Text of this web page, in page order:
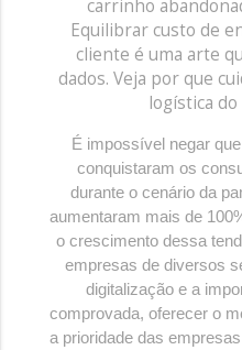
carrinho
Equilibrar custo de
cliente é uma arte
dados. Veja por que
logística
É impossível negar
conquistaram os
durante o cenário da
aumentaram mais de
o crescimento dessa
empresas de diversos
digitalização e a
comprovada, oferecer o
a prioridade das